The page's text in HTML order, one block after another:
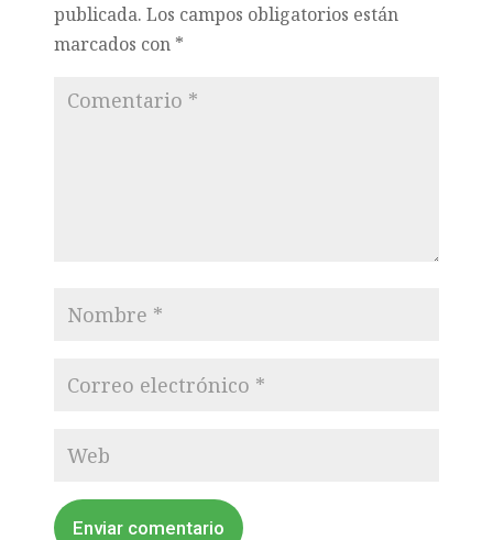
publicada. Los campos obligatorios están
marcados con *
Enviar comentario